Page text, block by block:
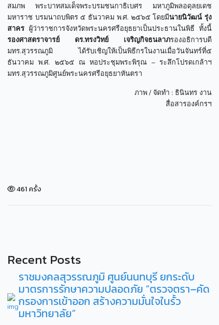
สมภพ พระบาทสมเด็จพระบรมชนกาธิเบศร มหาภูมิพลอดุลยเดช
มหาราช บรมนาถบพิตร ๕ ธันวาคม พ.ศ. ๒๕๖๕ โดยมีนายนิวัฒน์ รุ่ง
สาคร ผู้ว่าราชการจังหวัดพระนครศรีอยุธยาเป็นประธานในพิธี ทั้งนี้
รองศาสตราจารย์ ดร.ทรงวิทย์ เจริญกิจธนลาภรองอธิการบดี
มทร.สุวรรณภูมิ ได้รับเชิญให้เป็นพิธีกรในงานเมื่อวันจันทร์ที่๕
ธันวาคม พ.ศ. ๒๕๖๕ ณ หอประชุมพระพิรุณ – ระลึกโปรดเกล้าฯ
มทร.สุวรรณภูมิศูนย์พระนครศรีอยุธยาหันตรา
ภาพ / จัดทำ : ธินินทร งาน
สื่อสารองค์กรฯ
461 ครั้ง
Recent Posts
ราชมงคลสุวรรณภูมิ ศูนย์นนทบุรี ยกระดับ
มาตรการรักษาความปลอดภัย “ตรวจตรา–คัด
กรองการเข้าออก สร้างความมั่นใจในรั้ว
มหาวิทยาลัย”